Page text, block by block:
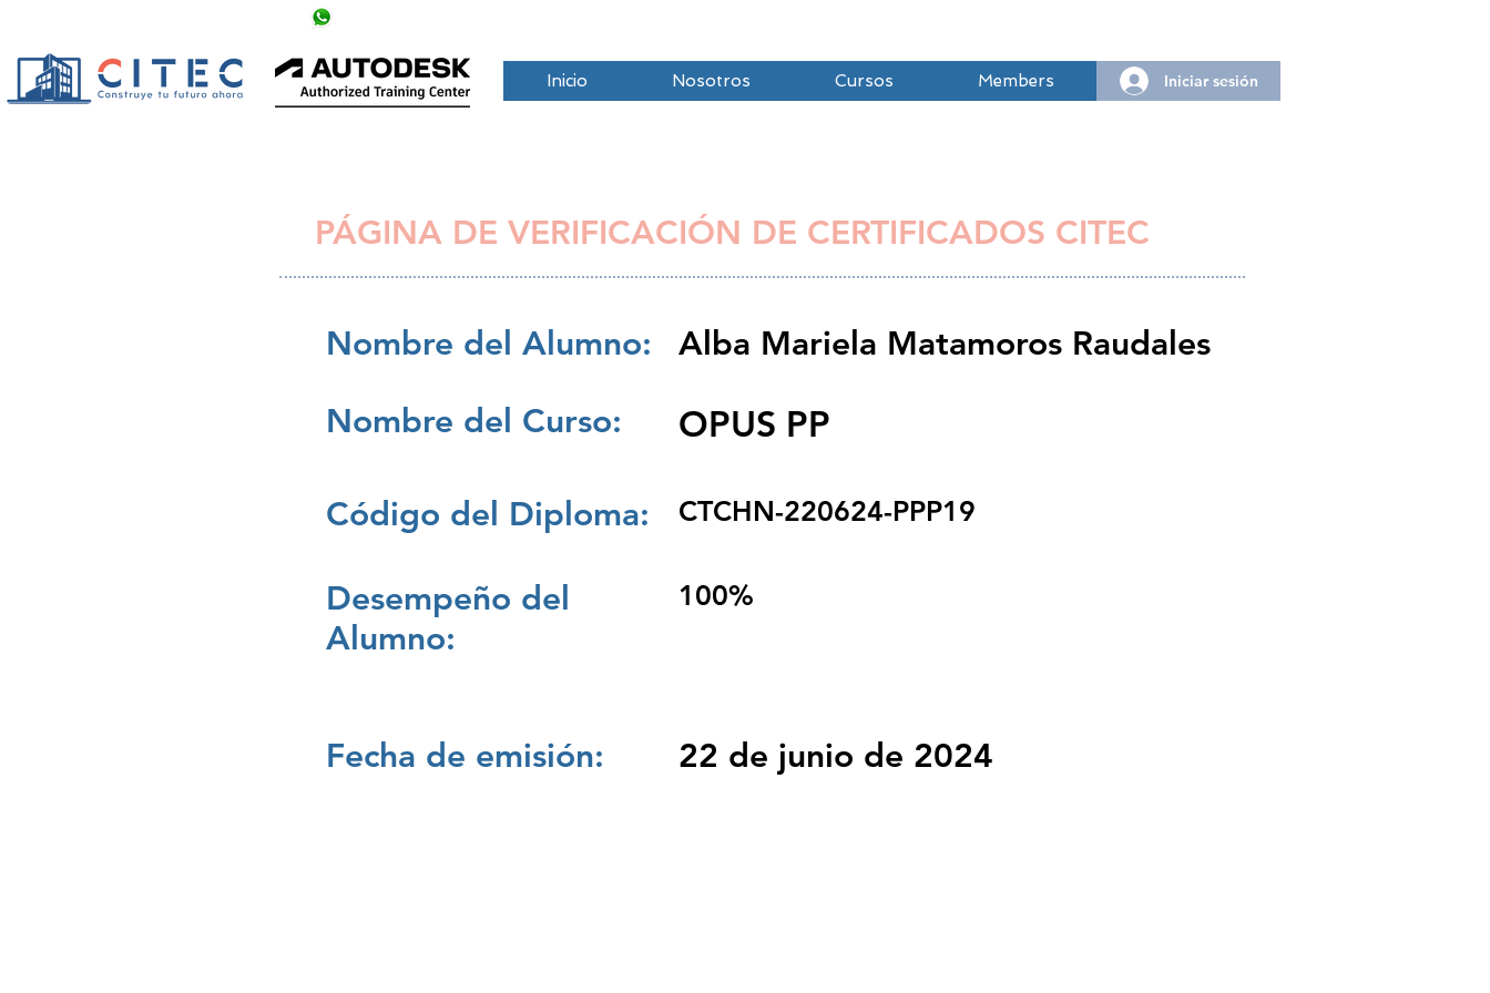
Inicio Nosotros Cursos Members Iniciar sesión
PÁGINA DE VERIFICACIÓN DE CERTIFICADOS CITEC
Nombre del Alumno:
Alba Mariela Matamoros Raudales
Nombre del Curso:
OPUS PP
Código del Diploma: CTCHN-220624-PPP19
Desempeño del
Alumno:
100%
Fecha de emisión: 22 de junio de 2024